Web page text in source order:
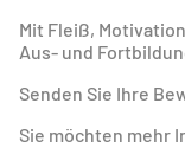
Mit Fleiß,
Aus- und
Senden Sie Ihre
Sie möchten mehr